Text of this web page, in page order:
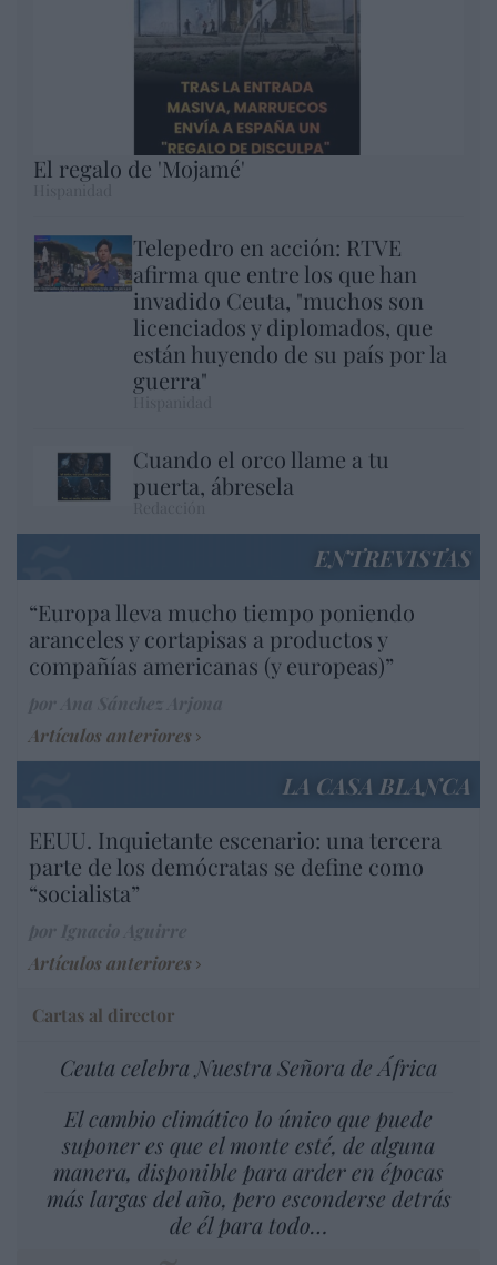
El regalo de 'Mojamé'
Telepedro en acción: RTVE
afirma que entre los que han
invadido Ceuta, "muchos son
licenciados y diplomados, que
están huyendo de su país por la
guerra"
Cuando el orco llame a tu
puerta, ábresela
ENTREVISTAS
“Europa lleva mucho tiempo poniendo
aranceles y cortapisas a productos y
compañías americanas (y europeas)”
Artículos anteriores
LA CASA BLANCA
EEUU. Inquietante escenario: una tercera
parte de los demócratas se define como
“socialista”
Artículos anteriores
Cartas al director
Ceuta celebra Nuestra Señora de África
El cambio climático lo único que puede
suponer es que el monte esté, de alguna
manera, disponible para arder en épocas
más largas del año, pero esconderse detrás
de él para todo…